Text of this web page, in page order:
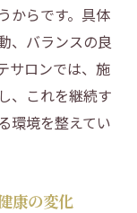
からです。具体
、バランスの良
サロンでは、施
、これを継続す
環境を整えてい
康の変化